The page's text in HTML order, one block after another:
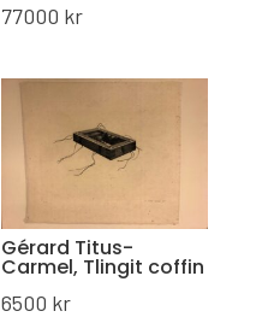
77000 kr
Gérard Titus-
Carmel, Tlingit coffin
6500 kr